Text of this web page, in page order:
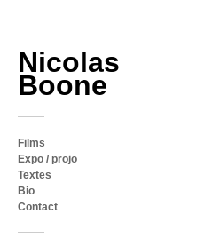
Nicolas
Boone
Films
Expo / projo
Textes
Bio
Contact